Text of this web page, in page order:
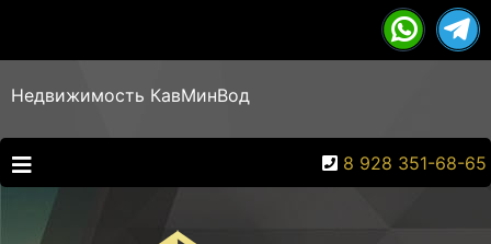
Недвижимость КавМинВод
8 928 351-68-65